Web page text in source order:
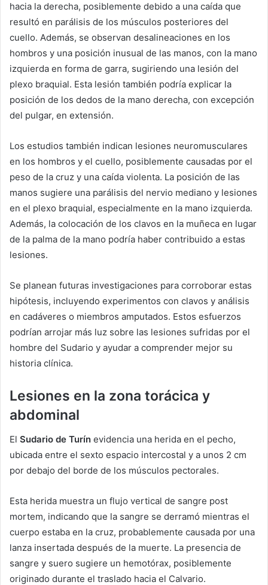
hacia la derecha, posiblemente debido a una caída que
resultó en parálisis de los músculos posteriores del
cuello. Además, se observan desalineaciones en los
hombros y una posición inusual de las manos, con la mano
izquierda en forma de garra, sugiriendo una lesión del
plexo braquial. Esta lesión también podría explicar la
posición de los dedos de la mano derecha, con excepción
del pulgar, en extensión.
Los estudios también indican lesiones neuromusculares
en los hombros y el cuello, posiblemente causadas por el
peso de la cruz y una caída violenta. La posición de las
manos sugiere una parálisis del nervio mediano y lesiones
en el plexo braquial, especialmente en la mano izquierda.
Además, la colocación de los clavos en la muñeca en lugar
de la palma de la mano podría haber contribuido a estas
lesiones.
Se planean futuras investigaciones para corroborar estas
hipótesis, incluyendo experimentos con clavos y análisis
en cadáveres o miembros amputados. Estos esfuerzos
podrían arrojar más luz sobre las lesiones sufridas por el
hombre del Sudario y ayudar a comprender mejor su
historia clínica.
Lesiones en la zona torácica y
abdominal
El Sudario de Turín evidencia una herida en el pecho,
ubicada entre el sexto espacio intercostal y a unos 2 cm
por debajo del borde de los músculos pectorales.
Esta herida muestra un flujo vertical de sangre post
mortem, indicando que la sangre se derramó mientras el
cuerpo estaba en la cruz, probablemente causada por una
lanza insertada después de la muerte. La presencia de
sangre y suero sugiere un hemotórax, posiblemente
originado durante el traslado hacia el Calvario.